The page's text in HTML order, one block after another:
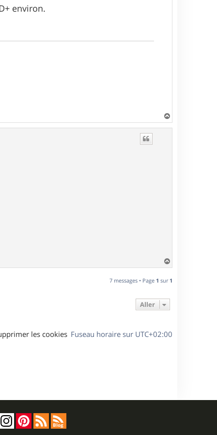
environ.
a
a
t
7 messages • Page 1 sur 1
Aller
Fuseau horaire sur UTC+02:00
les cookies